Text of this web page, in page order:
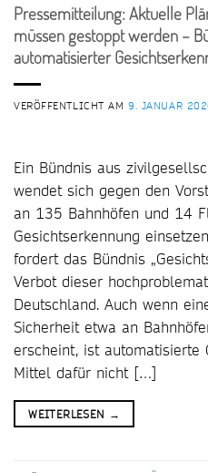
Pressemitteilung: Aktuelle
müssen gestoppt werden –
automatisierter
VERÖFFENTLICHT AM9. JANUAR
Ein Bündnis aus
wendet sich gegen den
an 135 Bahnhöfen und 14
Gesichtserkennung
fordert das Bündnis
Verbot dieser
Deutschland. Auch wenn
Sicherheit etwa an
erscheint, ist automatisierte
Mittel dafür nicht […]
WEITERLESEN →